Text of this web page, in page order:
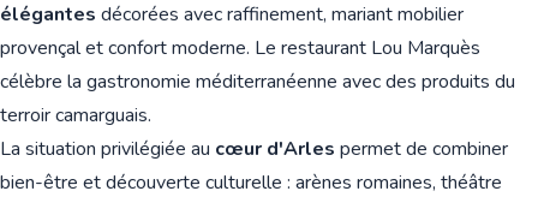
élégantes décorées avec raffinement, mariant mobilier
provençal et confort moderne. Le restaurant Lou Marquès
célèbre la gastronomie méditerranéenne avec des produits du
terroir camarguais.
La situation privilégiée au cœur d'Arles permet de combiner
bien-être et découverte culturelle : arènes romaines, théâtre